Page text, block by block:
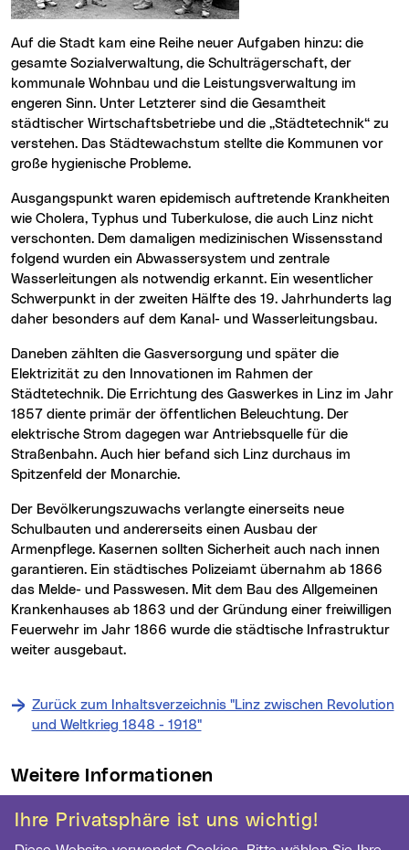
Ihre Privatsphäre ist uns wichtig!
Auf die Stadt kam eine Reihe neuer Aufgaben hinzu: die
gesamte Sozialverwaltung, die Schulträgerschaft, der
kommunale Wohnbau und die Leistungsverwaltung im
engeren Sinn. Unter Letzterer sind die Gesamtheit
städtischer Wirtschaftsbetriebe und die „Städtetechnik“ zu
verstehen. Das Städtewachstum stellte die Kommunen vor
große hygienische Probleme.
Ausgangspunkt waren epidemisch auftretende Krankheiten
wie Cholera, Typhus und Tuberkulose, die auch Linz nicht
verschonten. Dem damaligen medizinischen Wissensstand
folgend wurden ein Abwassersystem und zentrale
Wasserleitungen als notwendig erkannt. Ein wesentlicher
Schwerpunkt in der zweiten Hälfte des 19. Jahrhunderts lag
daher besonders auf dem Kanal- und Wasserleitungsbau.
Daneben zählten die Gasversorgung und später die
Elektrizität zu den Innovationen im Rahmen der
Städtetechnik. Die Errichtung des Gaswerkes in Linz im Jahr
1857 diente primär der öffentlichen Beleuchtung. Der
elektrische Strom dagegen war Antriebsquelle für die
Straßenbahn. Auch hier befand sich Linz durchaus im
Spitzenfeld der Monarchie.
Der Bevölkerungszuwachs verlangte einerseits neue
Schulbauten und andererseits einen Ausbau der
Armenpflege. Kasernen sollten Sicherheit auch nach innen
garantieren. Ein städtisches Polizeiamt übernahm ab 1866
das Melde- und Passwesen. Mit dem Bau des Allgemeinen
Krankenhauses ab 1863 und der Gründung einer freiwilligen
Feuerwehr im Jahr 1866 wurde die städtische Infrastruktur
weiter ausgebaut.
Zurück zum Inhaltsverzeichnis "Linz zwischen Revolution
und Weltkrieg 1848 - 1918"
Weitere Informationen
Kontakt